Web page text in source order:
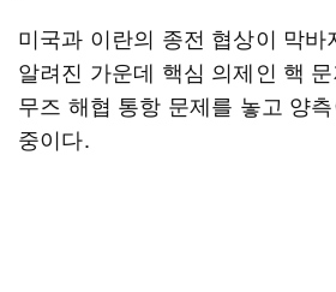
미국과 이란의 종전 협상이 막바
알려진 가운데 핵심 의제인 핵
무즈 해협 통항 문제를 놓고 양
중이다.